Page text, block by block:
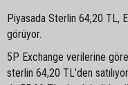
Piyasada Sterlin 64,20 TL,
görüyor.
5P Exchange verilerine
sterlin 64,20 TL’den